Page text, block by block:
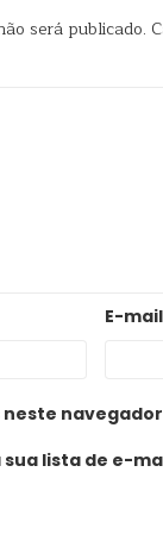
será publicado.
E-mail
neste
lista de e-